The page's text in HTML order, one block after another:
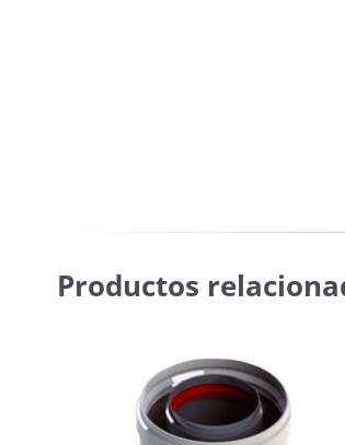
Productos